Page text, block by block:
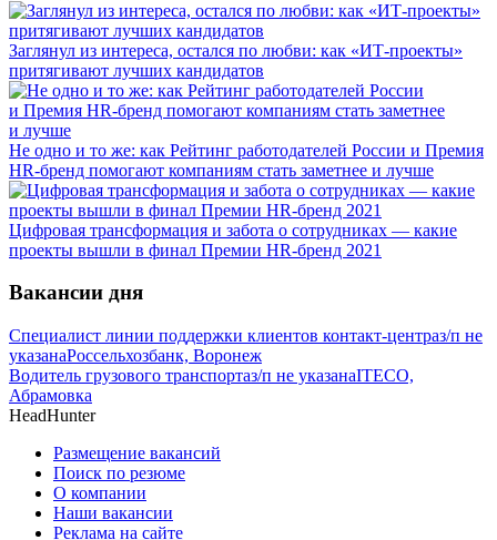
Заглянул из интереса, остался по любви: как «ИТ-проекты»
притягивают лучших кандидатов
Не одно и то же: как Рейтинг работодателей России и Премия
HR-бренд помогают компаниям стать заметнее и лучше
Цифровая трансформация и забота о сотрудниках — какие
проекты вышли в финал Премии HR-бренд 2021
Вакансии дня
Специалист линии поддержки клиентов контакт-центраз/п не
указанаРоссельхозбанк, Воронеж
Водитель грузового транспортаз/п не указанаITECO,
Абрамовка
HeadHunter
Размещение вакансий
Поиск по резюме
О компании
Наши вакансии
Реклама на сайте